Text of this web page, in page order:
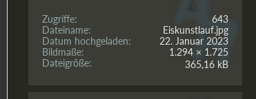
Zugriffe
643
Dateiname
Eiskunstlauf.jpg
Datum hochgeladen
22. Januar 2023
Bildmaße
1.294 × 1.725
Dateigröße
365,16 kB